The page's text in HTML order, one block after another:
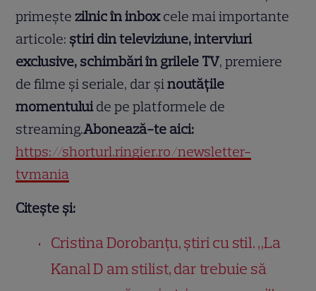
primește zilnic în inboxcele mai importante
articole: știri din televiziune, interviuri
exclusive, schimbări în grilele TV, premiere
de filme și seriale, dar șinoutățile
momentuluide pe platformele de
streaming.Abonează-te aici:
https://shorturl.ringier.ro/newsletter-
tvmania
Citește și:
Cristina Dorobanțu, știri cu stil. „La
Kanal D am stilist, dar trebuie să